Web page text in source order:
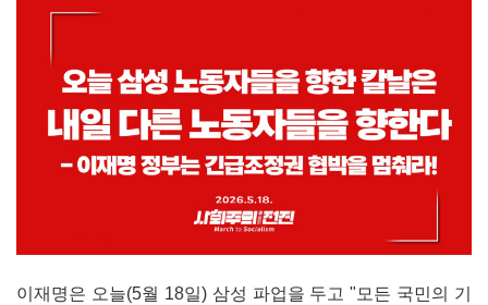
이재명은 오늘(5월 18일) 삼성 파업을 두고 "모든 국민의 기